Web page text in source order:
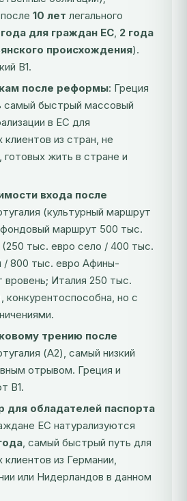
10 лет легального
для граждан ЕС, 2 года
происхождения).
B1.
после реформы: Греция
самый быстрый массовый
в ЕС для
из стран, не
жить в стране и
входа после
(культурный маршрут
маршрут 500 тыс.
тыс. евро село / 400 тыс.
/ 800 тыс. евро Афины-
вровень; Италия 250 тыс.
конкурентоспособна, но с
трению после
(A2), самый низкий
отрывом. Греция и
B1.
для обладателей паспорта
ЕС натурализуются
, самый быстрый путь для
из Германии,
или Нидерландов в данном